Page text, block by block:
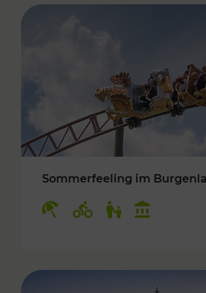
Sommerfeeling im